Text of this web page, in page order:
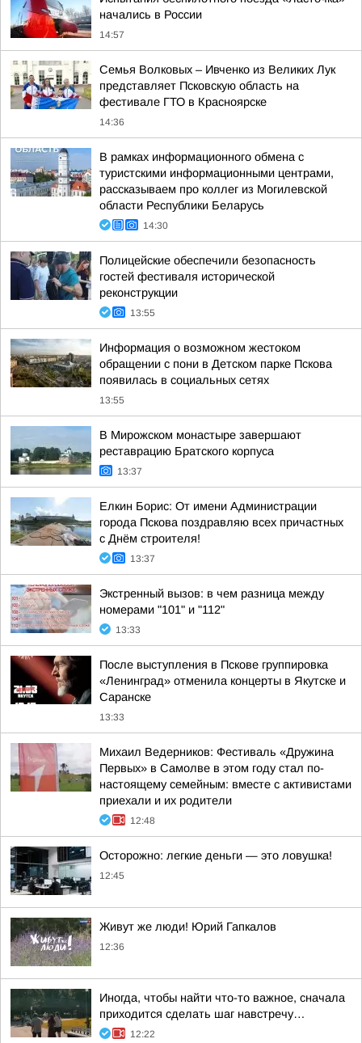
начались в России
14:57
Семья Волковых – Ивченко из Великих Лук
представляет Псковскую область на
фестивале ГТО в Красноярске
14:36
В рамках информационного обмена с
туристскими информационными центрами,
рассказываем про коллег из Могилевской
области Республики Беларусь
14:30
Полицейские обеспечили безопасность
гостей фестиваля исторической
реконструкции
13:55
Информация о возможном жестоком
обращении с пони в Детском парке Пскова
появилась в социальных сетях
13:55
В Мирожском монастыре завершают
реставрацию Братского корпуса
13:37
Елкин Борис: От имени Администрации
города Пскова поздравляю всех причастных
с Днём строителя!
13:37
Экстренный вызов: в чем разница между
номерами "101" и "112"
13:33
После выступления в Пскове группировка
«Ленинград» отменила концерты в Якутске и
Саранске
13:33
Михаил Ведерников: Фестиваль «Дружина
Первых» в Самолве в этом году стал по-
настоящему семейным: вместе с активистами
приехали и их родители
12:48
Осторожно: легкие деньги — это ловушка!
12:45
Живут же люди! Юрий Гапкалов
12:36
Иногда, чтобы найти что-то важное, сначала
приходится сделать шаг навстречу…
12:22